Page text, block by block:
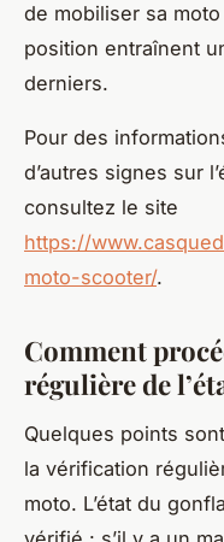
de mobiliser sa
position entraînent
derniers.
Pour des
d’autres signes sur
consultez le site
https://
moto-scooter/.
Comment
régulière de
Quelques points
la vérification
moto. L’état du